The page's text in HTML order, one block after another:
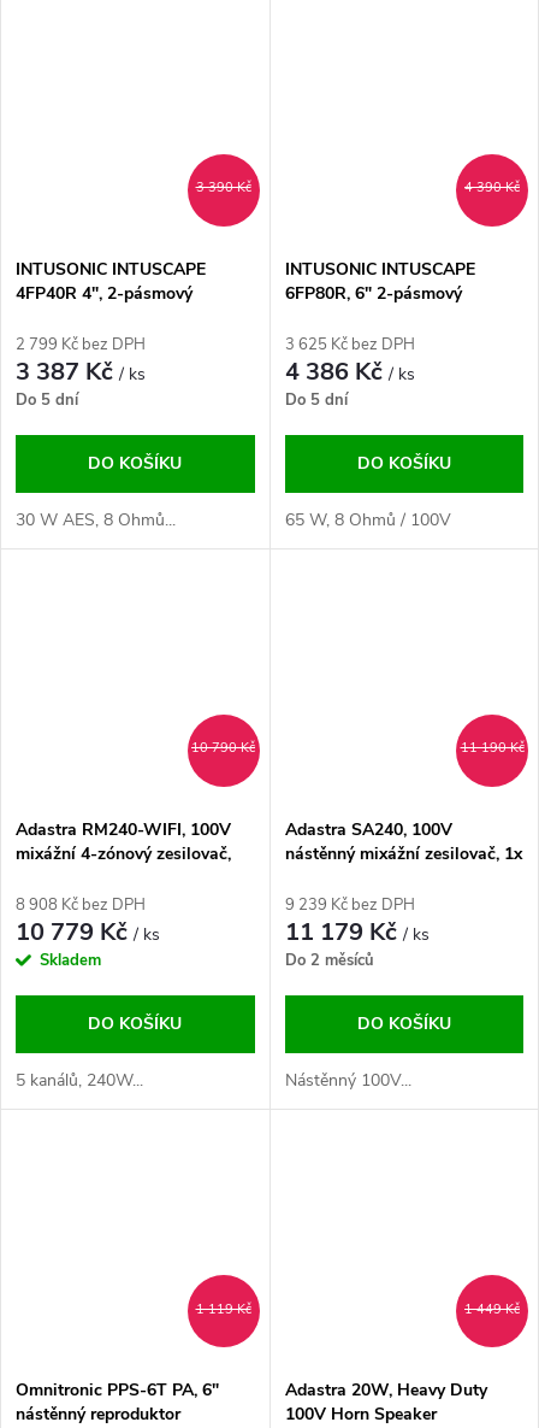
3 390 Kč
INTUSONIC INTUSCAPE
4FP40R 4", 2-pásmový
2 799 Kč bez DPH
3 387 Kč/ ks
Do 5 dní
DO KOŠÍKU
30 W AES, 8 Ohmů...
4 390 Kč
INTUSONIC INTUSCAPE
6FP80R, 6" 2-pásmový
3 625 Kč bez DPH
4 386 Kč/ ks
Do 5 dní
DO KOŠÍKU
65 W, 8 Ohmů / 100V
10 790 Kč
Adastra RM240-WIFI, 100V
mixážní 4-zónový zesilovač,
8 908 Kč bez DPH
10 779 Kč/ ks
Skladem
DO KOŠÍKU
5 kanálů, 240W...
11 190 Kč
Adastra SA240, 100V
nástěnný mixážní zesilovač, 1x
UHF mikrofon
9 239 Kč bez DPH
11 179 Kč/ ks
Do 2 měsíců
DO KOŠÍKU
Nástěnný 100V...
1 119 Kč
Omnitronic PPS-6T PA, 6"
nástěnný reproduktor
1 449 Kč
Adastra 20W, Heavy Duty
100V Horn Speaker